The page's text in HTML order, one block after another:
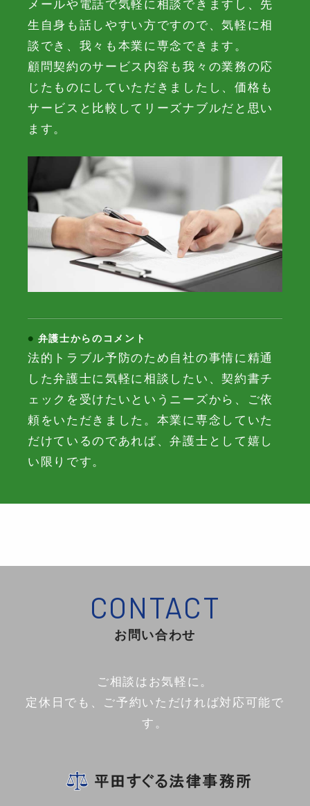
メールや電話で気軽に相談できますし、先
生自身も話しやすい方ですので、気軽に相
談でき、我々も本業に専念できます。
顧問契約のサービス内容も我々の業務の応
じたものにしていただきましたし、価格も
サービスと比較してリーズナブルだと思い
ます。
弁護士からのコメント
法的トラブル予防のため自社の事情に精通
した弁護士に気軽に相談したい、契約書チ
ェックを受けたいというニーズから、ご依
頼をいただきました。本業に専念していた
だけているのであれば、弁護士として嬉し
い限りです。
お問い合わせ
ご相談はお気軽に。
定休日でも、ご予約いただければ対応可能で
す。